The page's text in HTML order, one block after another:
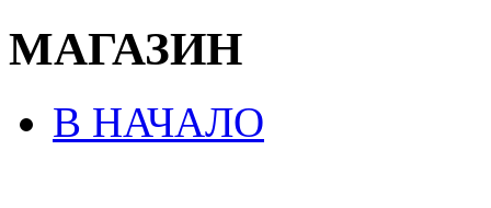
МАГАЗИН
В НАЧАЛО